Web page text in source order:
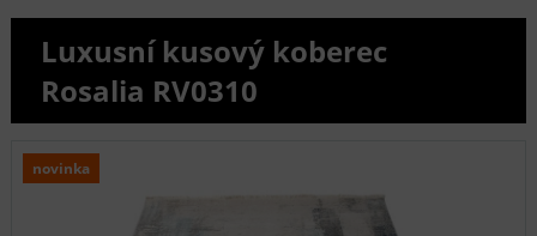
Luxusní kusový koberec
Rosalia RV0310
novinka